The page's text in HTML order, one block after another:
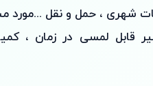
شهری ، حمل و نقل ...مورد
قابل لمسی در زمان ،